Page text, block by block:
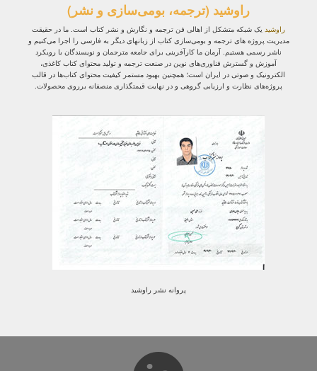
راوشید (ترجمه، بومی‌سازی و نشر)
راوشید یک شبکه متشکل از اهالی فن ترجمه و نگارش و نشر کتاب است. ما در حقیقت
مدیریت پروژه‌ های ترجمه و بومی‌سازی کتاب از زبانهای دیگر به فارسی را اجرا می‌کنیم و
ناشر رسمی هستیم. آرمان ما کارآفرینی برای جامعه مترجمان و نویسندگان با رویکرد
آموزش و گسترش فناوری‌های نوین در صنعت ترجمه و تولید محتوای کتاب کاغذی،
الکترونیک و صوتی در ایران است؛ همچنین بهبود مستمر کیفیت محتوای کتاب‌ها در قالب
پروژه‌های نظارت و ارزیابی گروهی و در نهایت قیمتگذاری منصفانه برروی محصولات.
پروانه نشر راوشید